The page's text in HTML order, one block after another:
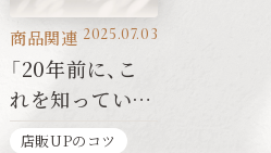
商品関連 2025.07.03
「20年前に、こ
れを知っていた
ら…」
店販UPのコツ